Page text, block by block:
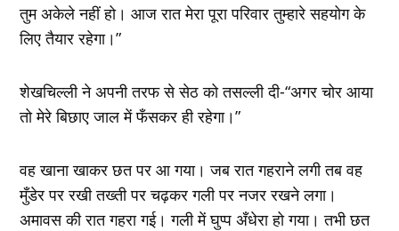
तुम अकेले नहीं हो। आज रात मेरा पूरा परिवार तुम्हारे सहयोग के
लिए तैयार रहेगा।”
शेखचिल्ली ने अपनी तरफ से सेठ को तसल्ली दी-“अगर चोर आया
तो मेरे बिछाए जाल में फँसकर ही रहेगा।”
वह खाना खाकर छत पर आ गया। जब रात गहराने लगी तब वह
मुँडेर पर रखी तख्ती पर चढ़कर गली पर नजर रखने लगा।
अमावस की रात गहरा गई। गली में घुप्प अँधेरा हो गया। तभी छत